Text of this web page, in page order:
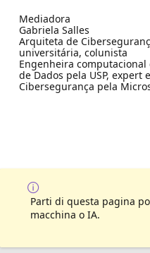
Mediadora
Gabriela Salles
Arquiteta de
universitária, colunista
Engenheira
de Dados pela USP,
Cibersegurança pela
Parti di questa pagina
macchina o IA.